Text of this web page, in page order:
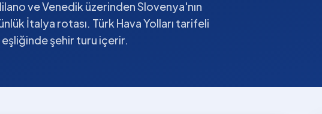
ve Venedik üzerinden Slovenya'nın
İtalya rotası. Türk Hava Yolları tarifeli
şehir turu içerir.